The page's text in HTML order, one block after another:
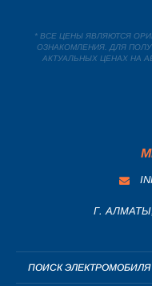
* ВСЕ ЦЕНЫ ЯВЛЯЮТСЯ
ОЗНАКОМЛЕНИЯ. ДЛЯ
АКТУАЛЬНЫХ ЦЕНАХ НА
Г.
ПОИСК ЭЛЕКТРОМОБИЛЯ